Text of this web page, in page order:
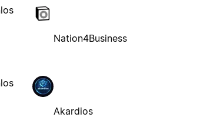
Nation4Business
Akardios